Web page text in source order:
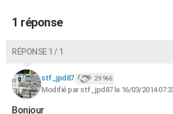
BONS PLANS
Dictionnaire
Biographies
Citations
Expressions
Proverbes
PROGRAMME TV
1 réponse
RÉPONSE 1 / 1
stf_jpd87 29 966
Modifié par stf_jpd87 le 16/03/2014
Bonjour